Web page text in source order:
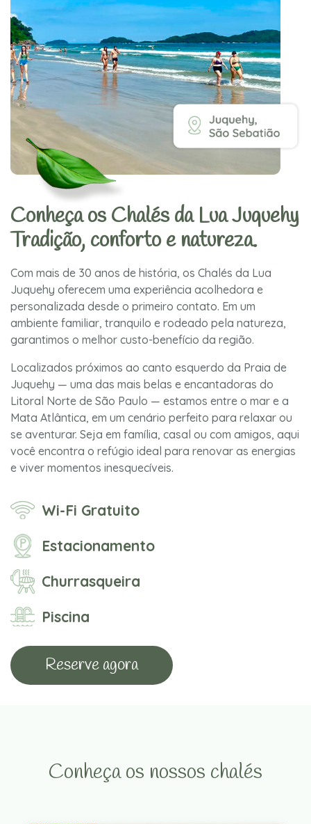
Conheça os Chalés da Lua Juquehy
Tradição, conforto e natureza.
Com mais de 30 anos de história, os Chalés da Lua
Juquehy oferecem uma experiência acolhedora e
personalizada desde o primeiro contato. Em um
ambiente familiar, tranquilo e rodeado pela natureza,
garantimos o melhor custo-benefício da região.
Localizados próximos ao canto esquerdo da Praia de
Juquehy — uma das mais belas e encantadoras do
Litoral Norte de São Paulo — estamos entre o mar e a
Mata Atlântica, em um cenário perfeito para relaxar ou
se aventurar. Seja em família, casal ou com amigos, aqui
você encontra o refúgio ideal para renovar as energias
e viver momentos inesquecíveis.
Wi-Fi Gratuito
Estacionamento
Churrasqueira
Piscina
Reserve agora
Conheça os nossos chalés